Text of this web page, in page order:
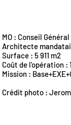
MO : Conseil
Architecte
Surface : 5 911 m2
Coût de l'opération :
Mission :
Crédit photo :